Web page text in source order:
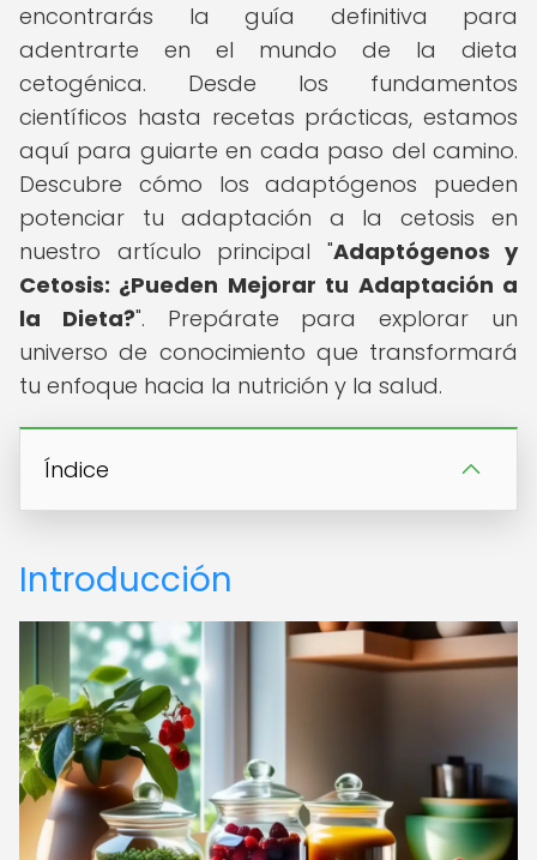
encontrarás la guía definitiva para
adentrarte en el mundo de la dieta
cetogénica. Desde los fundamentos
científicos hasta recetas prácticas, estamos
aquí para guiarte en cada paso del camino.
Descubre cómo los adaptógenos pueden
potenciar tu adaptación a la cetosis en
nuestro artículo principal "Adaptógenos y
Cetosis: ¿Pueden Mejorar tu Adaptación a
la Dieta?". Prepárate para explorar un
universo de conocimiento que transformará
tu enfoque hacia la nutrición y la salud.
Índice
Introducción